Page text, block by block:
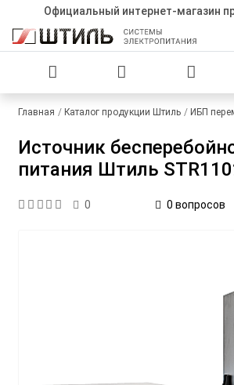
Официальный интернет-магазин
Главная Каталог продукции Штиль ИБП
Источник
питания Штиль
0 0 вопросов